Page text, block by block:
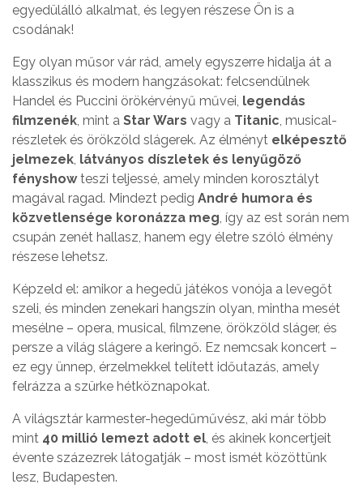
egyedülálló alkalmat, és legyen részese Ön is a
csodának!
Egy olyan műsor vár rád, amely egyszerre hidalja át a
klasszikus és modern hangzásokat: felcsendülnek
Handel és Puccini örökérvényű művei, legendás
filmzenék, mint a Star Wars vagy a Titanic, musical-
részletek és örökzöld slágerek. Az élményt elképesztő
jelmezek, látványos díszletek és lenyűgöző
fényshowteszi teljessé, amely minden korosztályt
magával ragad. Mindezt pedig André humora és
közvetlensége koronázza meg, így az est során nem
csupán zenét hallasz, hanem egy életre szóló élmény
részese lehetsz.
Képzeld el: amikor a hegedű játékos vonója a levegőt
szeli, és minden zenekari hangszín olyan, mintha mesét
mesélne – opera, musical, filmzene, örökzöld sláger, és
persze a világ slágere a keringő. Ez nemcsak koncert –
ez egy ünnep, érzelmekkel telített időutazás, amely
felrázza a szürke hétköznapokat.
A világsztár karmester-hegedűművész, aki már több
mint 40 millió lemezt adott el, és akinek koncertjeit
évente százezrek látogatják – most ismét közöttünk
lesz, Budapesten.